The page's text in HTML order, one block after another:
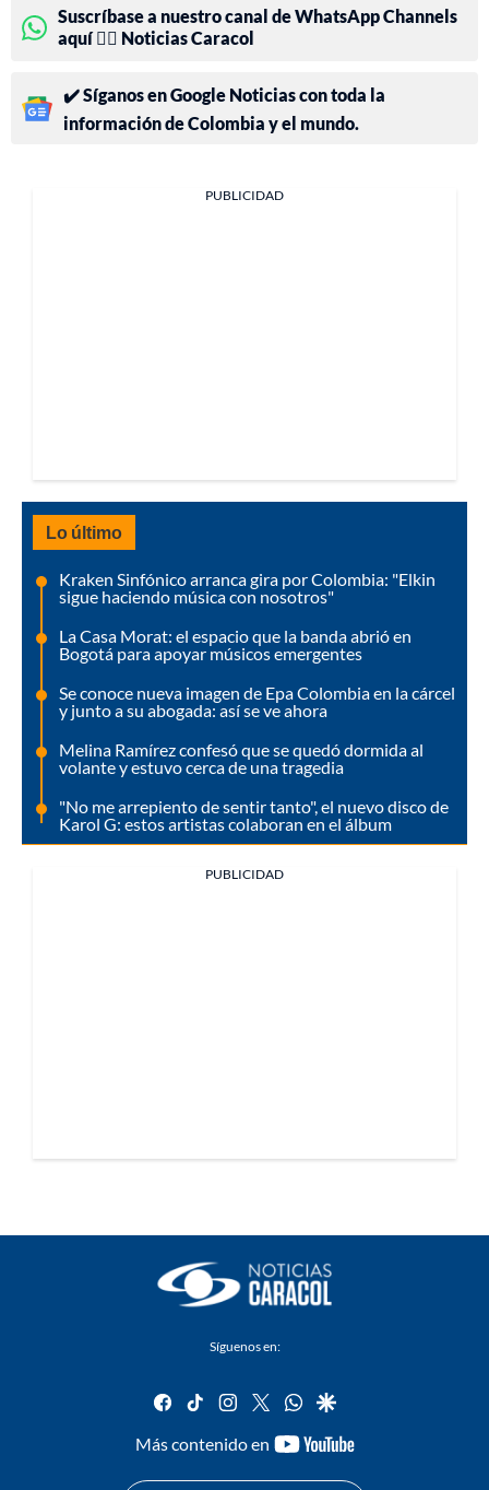
Suscríbase a nuestro canal de WhatsApp Channels
aquí 👉🏻 Noticias Caracol
✔️ Síganos en Google Noticias con toda la
información de Colombia y el mundo.
PUBLICIDAD
Lo último
Kraken Sinfónico arranca gira por Colombia: "Elkin
sigue haciendo música con nosotros"
La Casa Morat: el espacio que la banda abrió en
Bogotá para apoyar músicos emergentes
Se conoce nueva imagen de Epa Colombia en la cárcel
y junto a su abogada: así se ve ahora
Melina Ramírez confesó que se quedó dormida al
volante y estuvo cerca de una tragedia
"No me arrepiento de sentir tanto", el nuevo disco de
Karol G: estos artistas colaboran en el álbum
PUBLICIDAD
Síguenos en:
facebook
tiktok instagram
twitterwhatsapp
google
Más contenido en
youtube-